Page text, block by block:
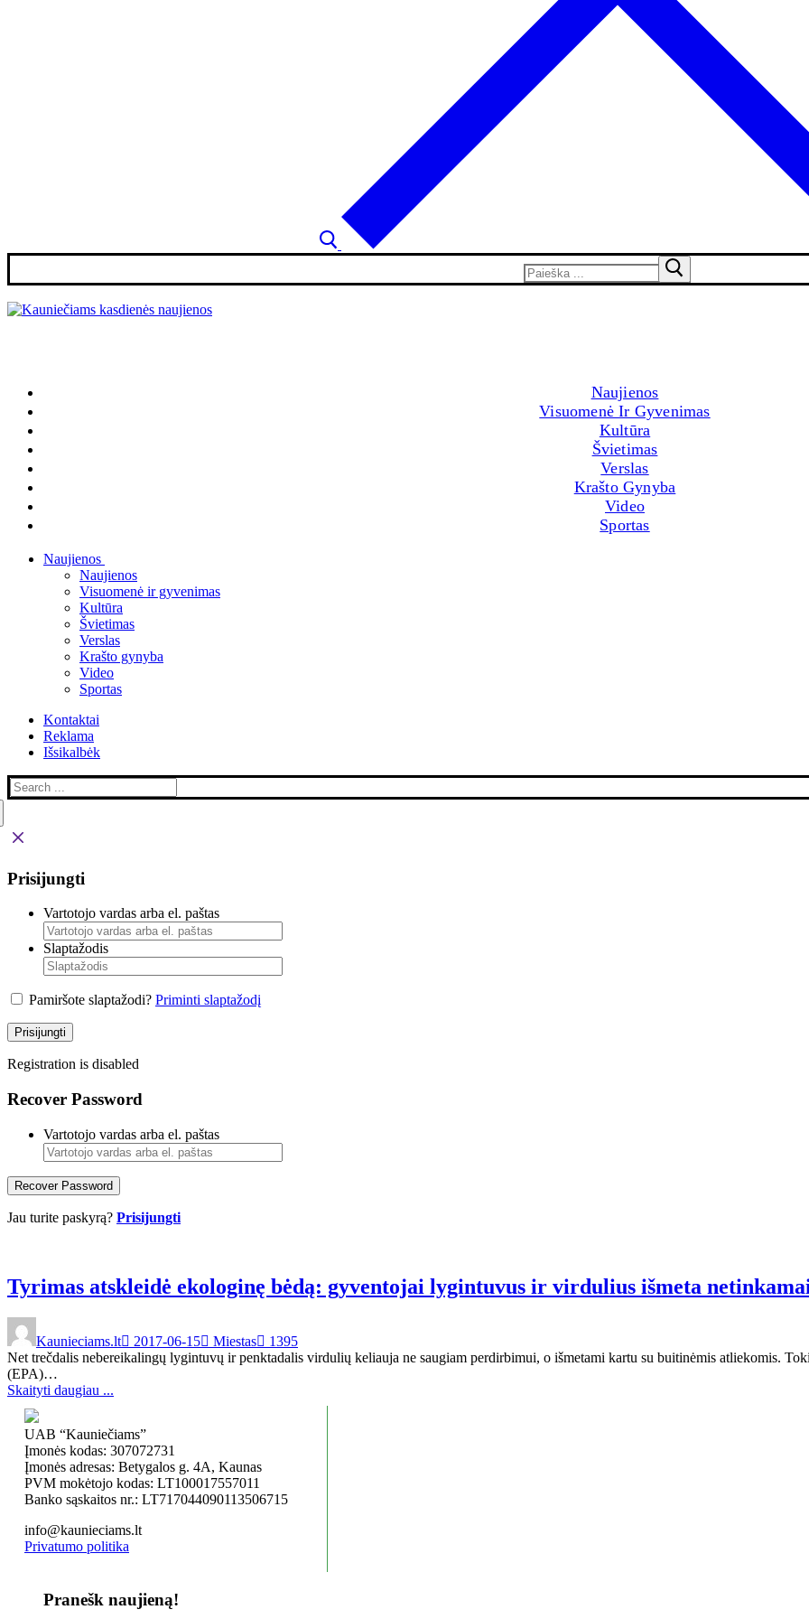
Search
for:
Naujienos
Visuomenė Ir Gyvenimas
Kultūra
Švietimas
Verslas
Krašto Gynyba
Video
Sportas
Menu
Close
Naujienos
Naujienos
Visuomenė ir gyvenimas
Kultūra
Švietimas
Verslas
Krašto gynyba
Video
Sportas
Kontaktai
Reklama
Išsikalbėk
Search
for:
Prisijungti
Vartotojo vardas arba el. paštas
Slaptažodis
Pamiršote slaptažodi? Priminti slaptažodį
Prisijungti
Registration is disabled
Recover Password
Vartotojo vardas arba el. paštas
Recover Password
Jau turite paskyrą? Prisijungti
Tyrimas atskleidė ekologinę bėdą: gyventojai lygintuvus ir virdulius išmeta
Kaunieciams.lt 2017-06-15 Miestas
1395
Net trečdalis nebereikalingų lygintuvų ir penktadalis virdulių keliauja ne saugiam perdirbimui, o išmetami kartu su buitinėmis atliekomis.
(EPA)…
Skaityti daugiau ...
UAB “Kauniečiams”
Įmonės kodas: 307072731
Įmonės adresas: Betygalos g. 4A, Kaunas
PVM mokėtojo kodas: LT100017557011
Banko sąskaitos nr.: LT717044090113506715
info@kaunieciams.lt
Privatumo politika
Pranešk naujieną!